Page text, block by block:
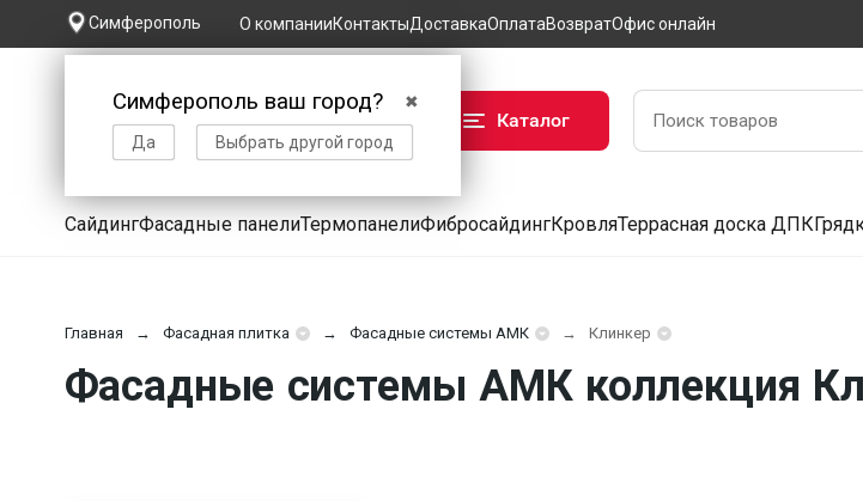
Симферополь
✖
Симферополь ваш город?
Да Выбрать другой город
О компанииКонтактыДоставкаОплатаВозвратОфис онлайн
Каталог
СайдингФасадные панелиТермопанелиФибросайдингКровляТеррасная доска ДПК
Главная Фасадная плитка Фасадные системы АМК Клинкер
Фасадные системы АМК коллекция